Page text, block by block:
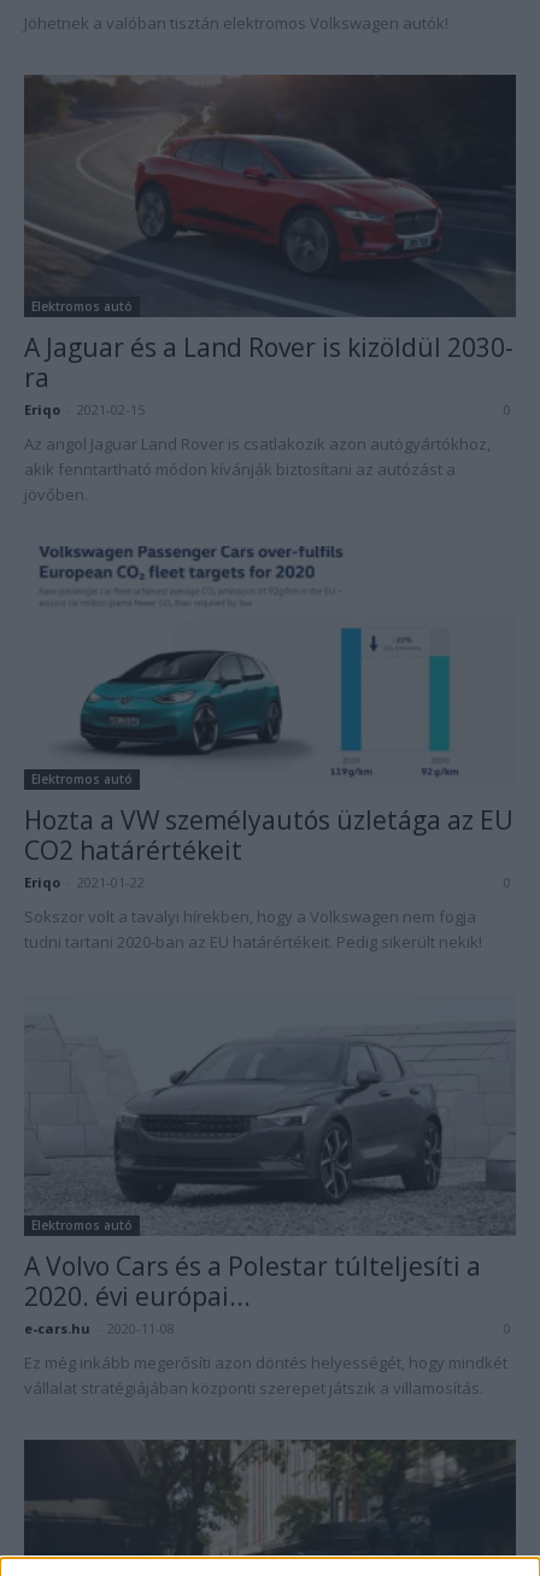
Jöhetnek a valóban tisztán elektromos Volkswagen autók!
Elektromos autó
A Jaguar és a Land Rover is kizöldül 2030-
ra
Eriqo 2021-02-15 0
Az angol Jaguar Land Rover is csatlakozik azon autógyártókhoz,
akik fenntartható módon kívánják biztosítani az autózást a
jövőben.
Elektromos autó
Hozta a VW személyautós üzletága az EU
CO2 határértékeit
Eriqo 2021-01-22 0
Sokszor volt a tavalyi hírekben, hogy a Volkswagen nem fogja
tudni tartani 2020-ban az EU határértékeit. Pedig sikerült nekik!
Elektromos autó
A Volvo Cars és a Polestar túlteljesíti a
2020. évi európai...
e-cars.hu 2020-11-08 0
Ez még inkább megerősíti azon döntés helyességét, hogy mindkét
vállalat stratégiájában központi szerepet játszik a villamosítás.